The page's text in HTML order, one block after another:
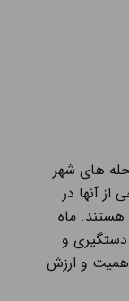
های شهر
آنها در
هستند. ماه
و
اهميت و ارزش